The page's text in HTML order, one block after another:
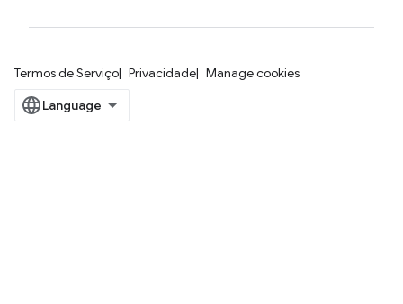
Termos de Serviço Privacidade Manage cookies